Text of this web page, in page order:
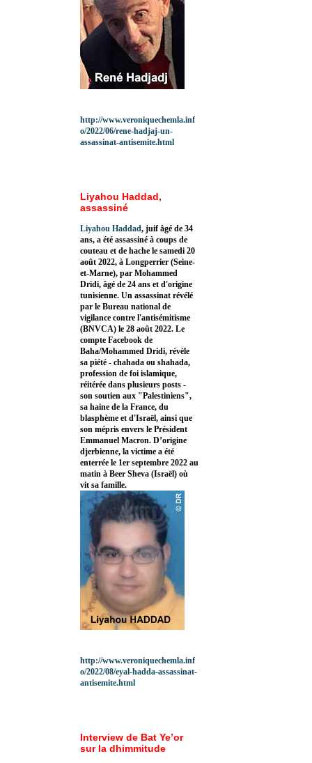
http://www.veroniquechemla.inf
o/2022/06/rene-hadjaj-un-
assassinat-antisemite.html
Liyahou Haddad,
assassiné
Liyahou Haddad, juif âgé de 34
ans, a été assassiné à coups de
couteau et de hache le samedi 20
août 2022, à Longperrier (Seine-
et-Marne), par Mohammed
Dridi, âgé de 24 ans et d'origine
tunisienne. Un assassinat révélé
par le Bureau national de
vigilance contre l'antisémitisme
(BNVCA) le 28 août 2022. Le
compte Facebook de
Baha/Mohammed Dridi, révèle
sa piété - chahada ou shahada,
profession de foi islamique,
réitérée dans plusieurs posts -
son soutien aux "Palestiniens",
sa haine de la France, du
blasphème et d'Israël, ainsi que
son mépris envers le Président
Emmanuel Macron. D’origine
djerbienne, la victime a été
enterrée le 1er septembre 2022 au
matin à Beer Sheva (Israël) où
vit sa famille.
http://www.veroniquechemla.inf
o/2022/08/eyal-hadda-assassinat-
antisemite.html
Interview de Bat Ye’or
sur la dhimmitude